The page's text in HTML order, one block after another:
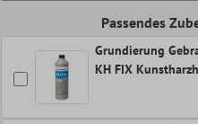
Passendes
Grundierung
KH FIX